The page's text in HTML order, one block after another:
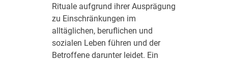
Rituale aufgrund ihrer Ausprägung
zu Einschränkungen im
alltäglichen, beruflichen und
sozialen Leben führen und der
Betroffene darunter leidet. Ein